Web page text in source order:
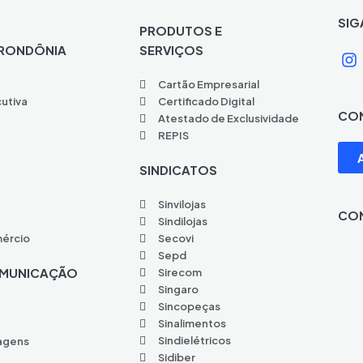
PRODUTOS E
SERVIÇOS
Cartão Empresarial
Certificado Digital
Atestado de Exclusividade
REPIS
SINDICATOS
Sinvilojas
Sindilojas
Secovi
Sepd
Sirecom
Singaro
Sincopeças
Sinalimentos
Sindielétricos
Sidiber
I
n
a
g
a